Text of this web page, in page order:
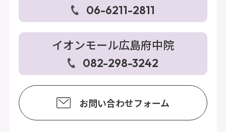
06-6211-2811
イオンモール広島府中院
082-298-3242
お問い合わせフォーム